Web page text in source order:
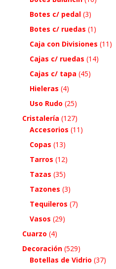
Botes c/ pedal (3)
Botes c/ ruedas (1)
Caja con Divisiones (11)
Cajas c/ ruedas (14)
Cajas c/ tapa (45)
Hieleras (4)
Uso Rudo (25)
Cristalería (127)
Accesorios (11)
Copas (13)
Tarros (12)
Tazas (35)
Tazones (3)
Tequileros (7)
Vasos (29)
Cuarzo (4)
Decoración (529)
Botellas de Vidrio (37)